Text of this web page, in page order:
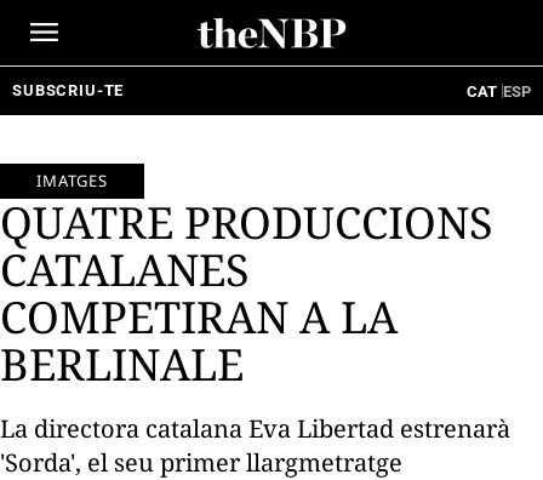
SUBSCRIU-TE CAT ESP
IMATGES
QUATRE PRODUCCIONS
CATALANES
COMPETIRAN A LA
BERLINALE
La directora catalana Eva Libertad estrenarà
'Sorda', el seu primer llargmetratge